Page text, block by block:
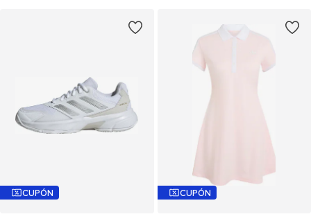
CUPÓN CUPÓN